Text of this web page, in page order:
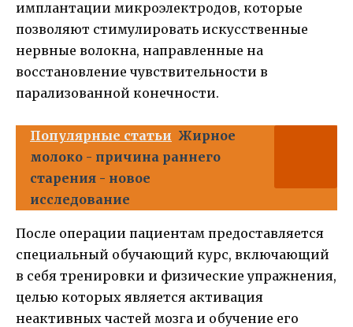
имплантации микроэлектродов, которые
позволяют стимулировать искусственные
нервные волокна, направленные на
восстановление чувствительности в
парализованной конечности.
Популярные статьи Жирное
молоко - причина раннего
старения - новое
исследование
После операции пациентам предоставляется
специальный обучающий курс, включающий
в себя тренировки и физические упражнения,
целью которых является активация
неактивных частей мозга и обучение его